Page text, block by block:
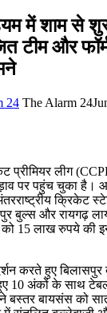
में शाम से
टीम और
The Alarm 24
प्रीमियर लीग
पर पहुंच चुका है।
क्रिकेट
बुल्स और रायगढ़
को 15 लाख रुपये की
करते हुए
10 अंकों के साथ टेबल
बस्तर बायसंस को